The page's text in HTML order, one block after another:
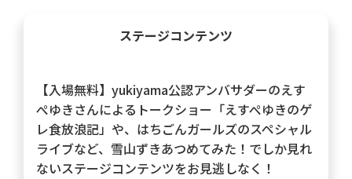
ステージコンテンツ
【入場無料】yukiyama公認アンバサダーのえす
ぺゆきさんによるトークショー「えすぺゆきのゲ
レ食放浪記」や、はちごんガールズのスペシャル
ライブなど、雪山ずきあつめてみた！でしか見れ
ないステージコンテンツをお見逃しなく！